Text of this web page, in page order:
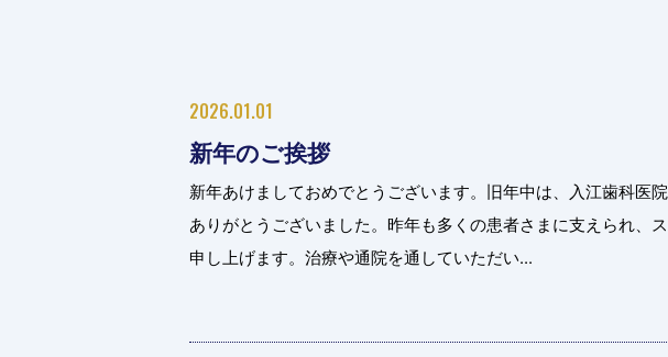
2026.01.01
新年のご挨拶
新年あけましておめでとうございます。旧年中は、入江歯科医
ありがとうございました。昨年も多くの患者さまに支えられ、
申し上げます。治療や通院を通していただい...